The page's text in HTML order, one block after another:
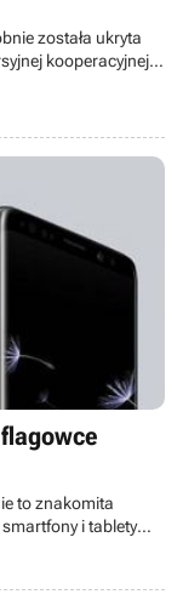
została ukryta
kooperacyjnej
Konami.
wyzywa
to znakomita
i tablety
który
S9 oraz S9+.